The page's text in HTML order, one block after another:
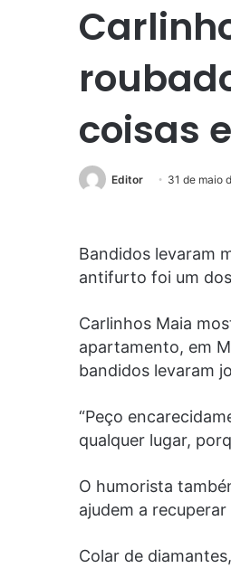
coisas
Editor 31 de maio
Bandidos levaram
antifurto foi um
Carlinhos Maia
apartamento, em
bandidos levaram
“Peço
qualquer lugar,
O humorista
ajudem a
Colar de